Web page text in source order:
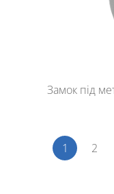
Замок під
1 2